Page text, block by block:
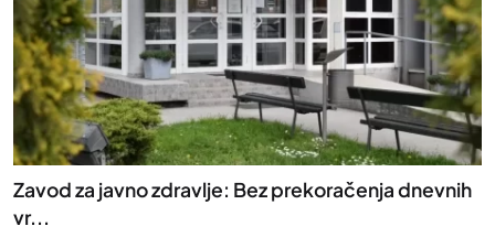
Zavod za javno zdravlje: Bez prekoračenja dnevnih
vr...